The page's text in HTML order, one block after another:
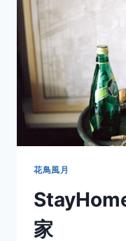
花鳥風月
家